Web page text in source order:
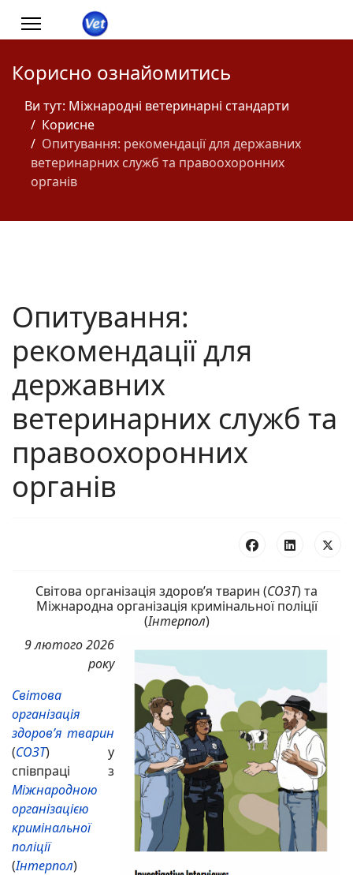
Корисно ознайомитись
Ви тут: Міжнародні ветеринарні стандарти
Корисне
Опитування: рекомендації для державних
ветеринарних служб та правоохоронних
органів
Опитування:
рекомендації для
державних
ветеринарних служб та
правоохоронних
органів
Світова організація здоров’я тварин (СОЗТ) та
Міжнародна організація кримінальної поліції
(Інтерпол)
9 лютого 2026
року
Світова
організація
здоров’я тварин
(СОЗТ) у
співпраці з
Міжнародною
організацією
кримінальної
поліції
(Інтерпол)